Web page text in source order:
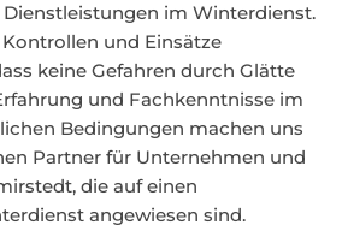
im Winterdienst.
und Einsätze
keine Gefahren durch Glätte
und Fachkenntnisse im
Bedingungen machen uns
Partner für Unternehmen und
die auf einen
angewiesen sind.